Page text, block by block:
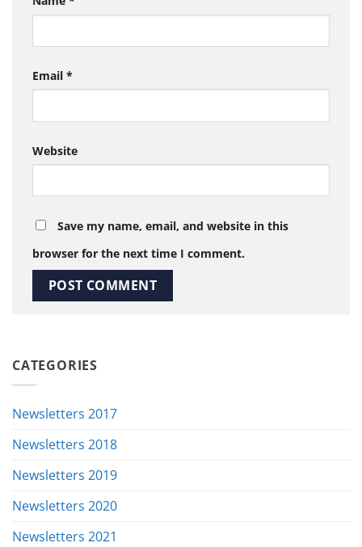
CATEGORIES
Newsletters 2017
Newsletters 2018
Newsletters 2019
Newsletters 2020
Newsletters 2021
Email *
Website
Save my name, email, and website in this
browser for the next time I comment.